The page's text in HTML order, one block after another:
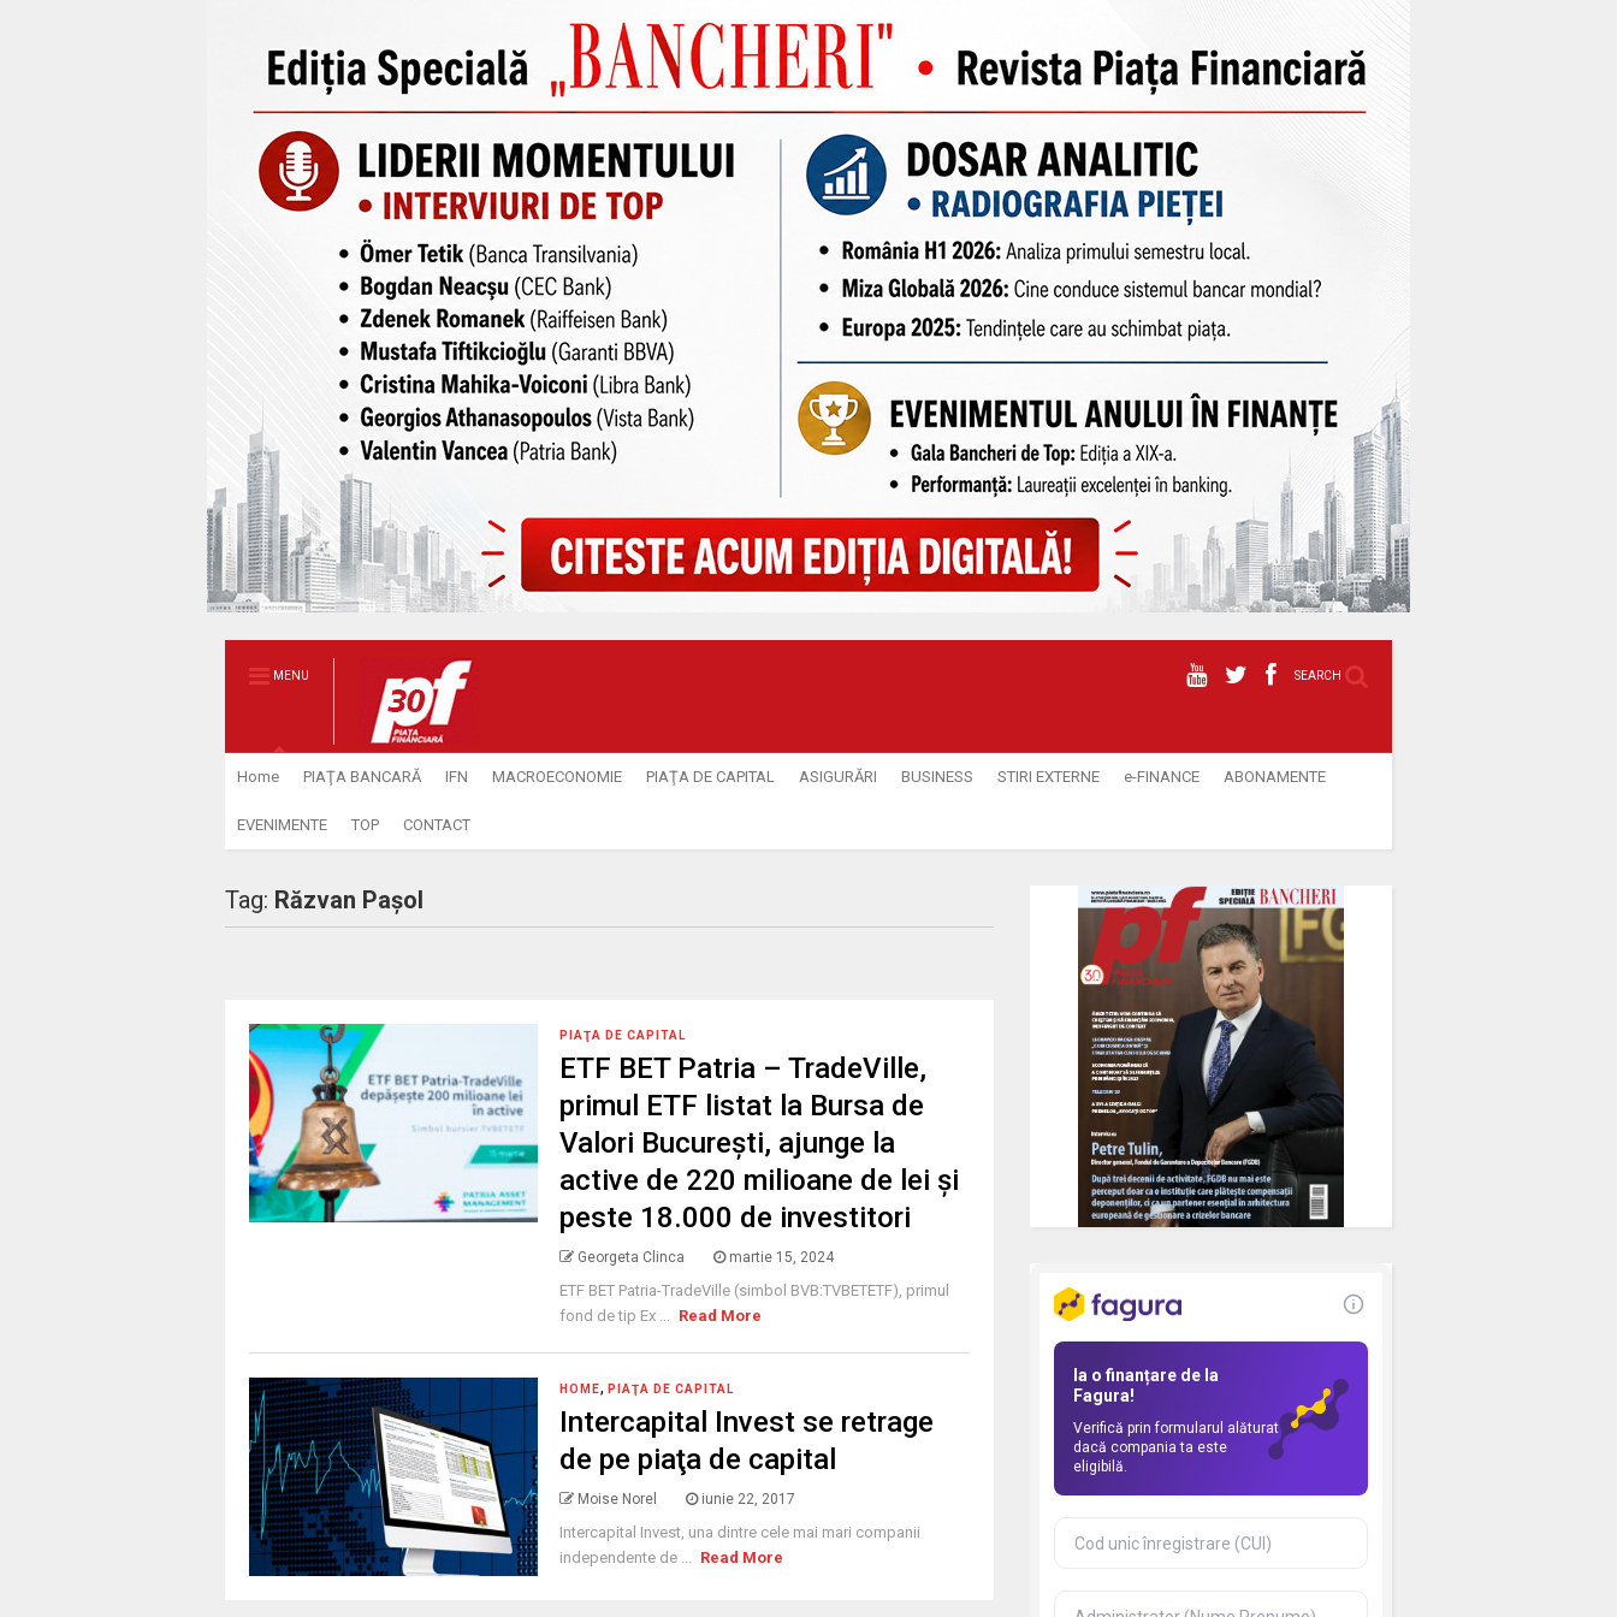
MENU SEARCH
Home PIAŢA BANCARĂ IFN MACROECONOMIE PIAŢA DE CAPITAL ASIGURĂRI BUSINESS STIRI EXTERNE e-FINANCE ABONAMENTE
EVENIMENTE TOP CONTACT
Tag: Răzvan Paşol
PIAŢA DE CAPITAL
ETF BET Patria – TradeVille,
primul ETF listat la Bursa de
Valori București, ajunge la
active de 220 milioane de lei și
peste 18.000 de investitori
Georgeta Clinca martie 15, 2024
ETF BET Patria-TradeVille (simbol BVB:TVBETETF), primul
fond de tip Ex ... Read More
HOME, PIAŢA DE CAPITAL
Intercapital Invest se retrage
de pe piaţa de capital
Moise Norel iunie 22, 2017
Intercapital Invest, una dintre cele mai mari companii
independente de ... Read More